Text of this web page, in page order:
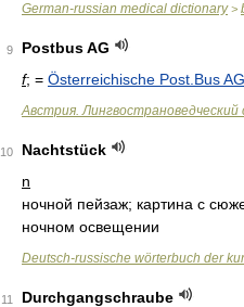
German-russian medical dictionary>
9
Postbus AG
f; = Österreichische Post.Bus AG
Австрия. Лингвострановедческий
10
Nachtstück
n
ночной пейзаж; картина с
ночном освещении
Deutsch-russische wörterbuch der
11
Durchgangschraube